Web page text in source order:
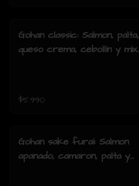
Gohan classic: Salmon, palta,
queso crema, cebollin y mix
$5.990
Gohan sake furai: Salmon
apanado, camaron, palta y